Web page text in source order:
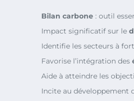
Bilan carbone : outil
Impact significatif sur le
Identifie les secteurs à
Favorise l’intégration des
Aide à atteindre les
Incite au développement